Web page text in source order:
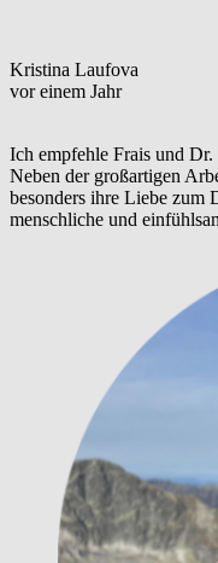
Kristina Laufova
vor einem Jahr
Ich empfehle Frais und
Neben der großartigen
besonders ihre Liebe zum
menschliche und